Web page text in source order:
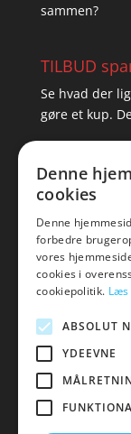
sammen?
TILBUD
Se hvad der
gøre et kup.
Denne
cookies
Denne
forbedre
vores
cookies i
cookiepolitik.
ABSOLUT
YDEEVNE